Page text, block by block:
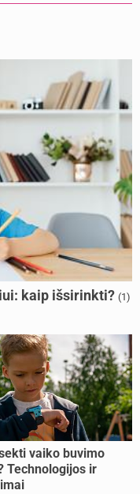
kaip išsirinkti? (1)
vaiko buvimo
Technologijos ir